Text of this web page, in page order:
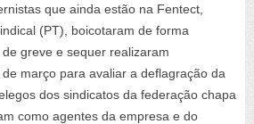
que ainda estão na Fentect,
(PT), boicotaram de forma
greve e sequer realizaram
março para avaliar a deflagração da
dos sindicatos da federação chapa
como agentes da empresa e do